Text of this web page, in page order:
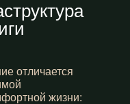
отличается
жизни: